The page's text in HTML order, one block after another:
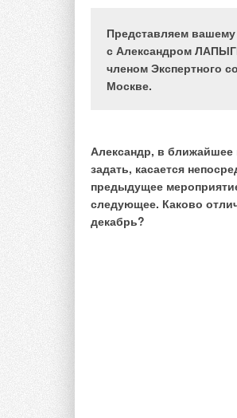
Представляем
с Александром
членом Экспертного
Москве.
Александр, в
задать, касается
предыдущее
следующее. Каково
декабрь?
В строительстве
соответствующих
проекта. BIM —
говорят. И именно с
обсуждение
передача
доступ к
В начале пути внедрения
«дорожной карты»
Группа компаний «ФСК»
сервис BIM360, и уже на
BIM360 — это система
коллективную работу,
на всех этапах